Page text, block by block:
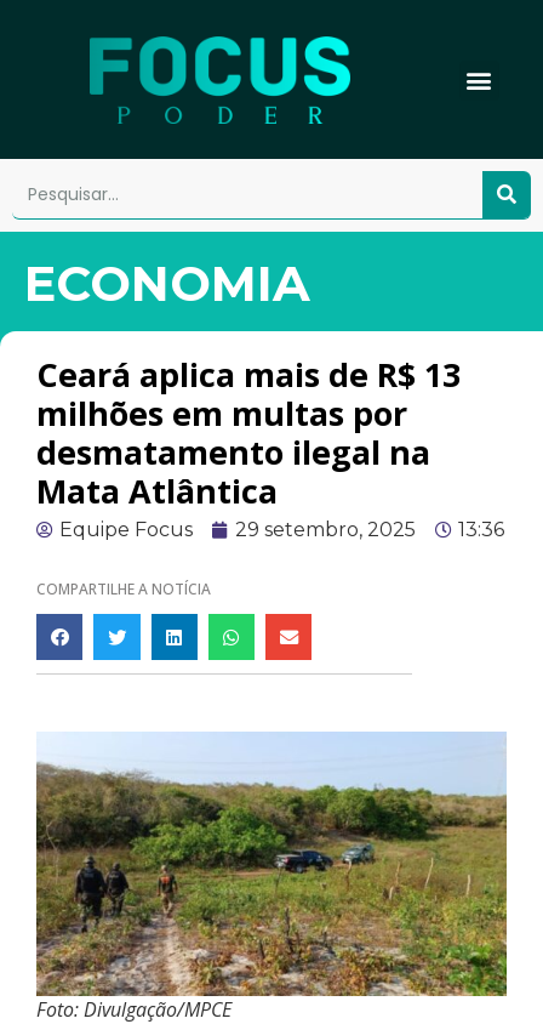
ECONOMIA
Ceará aplica mais de R$ 13
milhões em multas por
desmatamento ilegal na
Mata Atlântica
Equipe Focus 29 setembro, 2025 13:36
COMPARTILHE A NOTÍCIA
Foto: Divulgação/MPCE